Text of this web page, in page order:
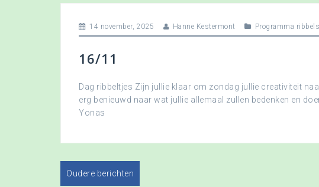
14 november, 2025 Hanne Kestermont Programma ribbels
16/11
Dag ribbeltjes Zijn jullie klaar om zondag jullie creativiteit
erg benieuwd naar wat jullie allemaal zullen bedenken en
Yonas
Oudere berichten